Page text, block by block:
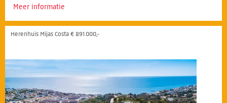
Meer informatie
Herenhuis Mijas Costa € 891.000,-